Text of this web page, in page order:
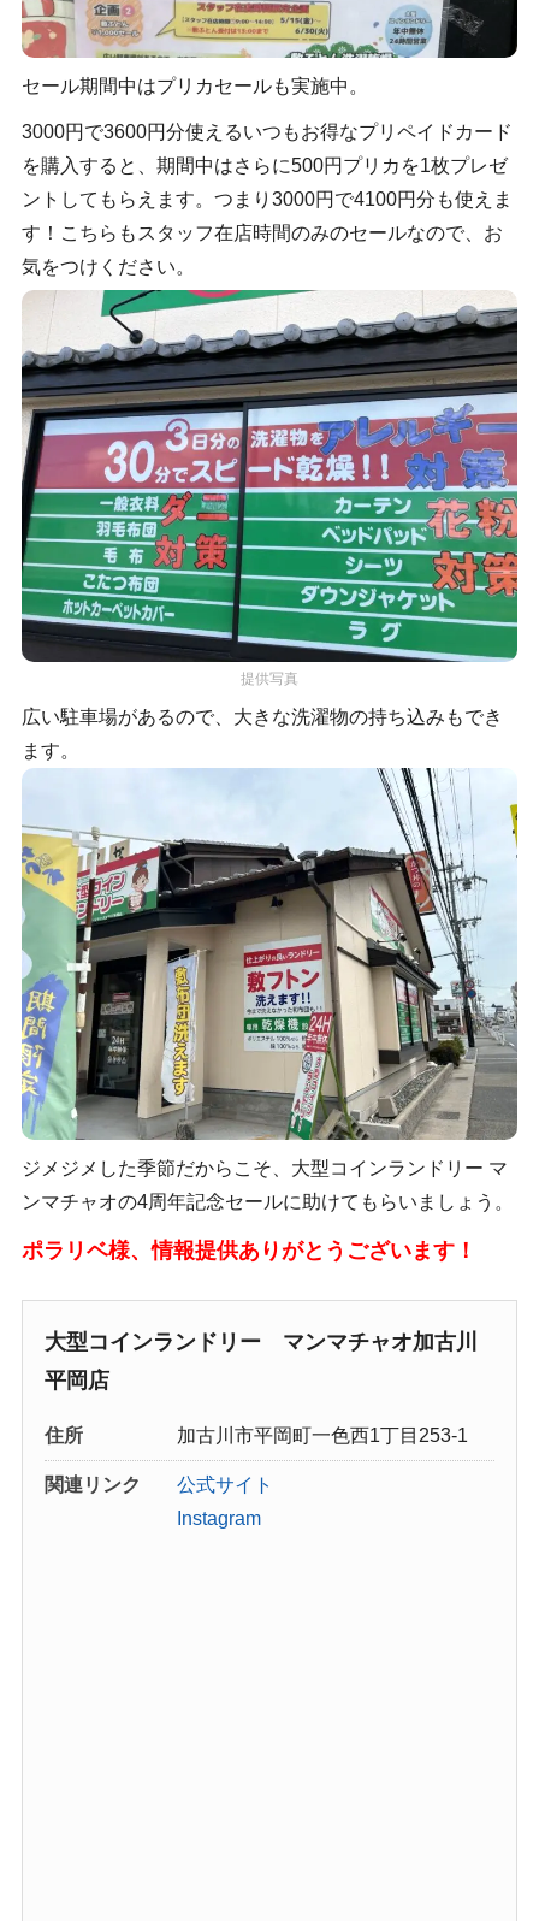
セール期間中はプリカセールも実施中。
3000円で3600円分使えるいつもお得なプリペイドカード
を購入すると、期間中はさらに500円プリカを1枚プレゼ
ントしてもらえます。つまり3000円で4100円分も使えま
す！こちらもスタッフ在店時間のみのセールなので、お
気をつけください。
提供写真
広い駐車場があるので、大きな洗濯物の持ち込みもでき
ます。
ジメジメした季節だからこそ、大型コインランドリー マ
ンマチャオの4周年記念セールに助けてもらいましょう。
ポラリベ様、情報提供ありがとうございます！
大型コインランドリー マンマチャオ加古川
平岡店
住所 加古川市平岡町一色西1丁目253-1
関連リンク
公式サイト
Instagram